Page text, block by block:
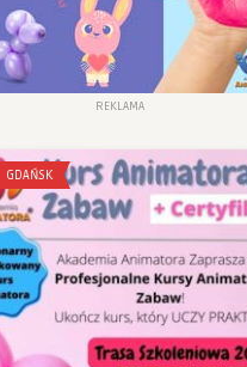
REKLAMA
GDAŃSK